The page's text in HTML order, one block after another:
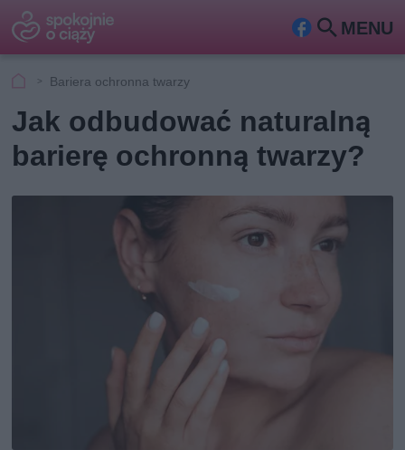
MENU
Fa Szu
Bariera ochronna twarzy
Jak odbudować naturalną
barierę ochronną twarzy?